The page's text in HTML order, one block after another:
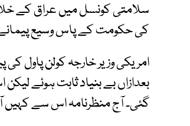
سلامتی کونسل میں عراق کے
کی حکومت کے پاس وسیع پیمانے
امریکی وزیر خارجہ کولن پاول
بعدازاں بے بنیاد ثابت ہوئے
گئی۔ آج منظرنامہ اس سے کہیں